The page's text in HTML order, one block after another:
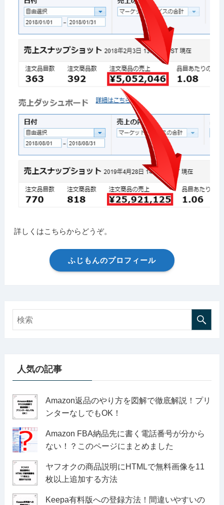
詳しくはこちらからどうぞ。
ふじもんのプロフィール
人気の記事
Amazon返品のやり方を図解で徹底解説！プリ
ンターなしでもOK！
Amazon FBA納品先に書く電話番号が分から
ない！？このページにまとめました
ヤフオクの商品説明にHTMLで無料画像を11
枚以上追加する方法
Keepa有料版への登録方法！間違いやすいの